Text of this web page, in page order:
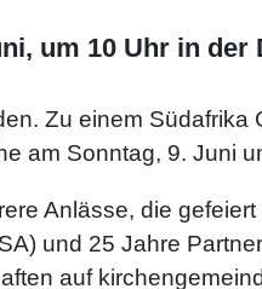
um 10 Uhr in der
Zu einem
am Sonntag, 9. Juni
Anlässe, die
und 25 Jahre
auf